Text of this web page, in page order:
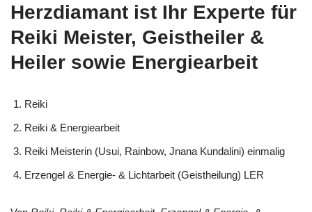
Herzdiamant ist Ihr Experte für
Reiki Meister, Geistheiler &
Heiler sowie Energiearbeit
Reiki
Reiki & Energiearbeit
Reiki Meisterin (Usui, Rainbow, Jnana Kundalini) einmalig
Erzengel & Energie- & Lichtarbeit (Geistheilung) LER